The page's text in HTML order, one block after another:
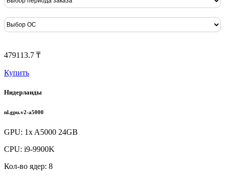
479113.7 ₸
Купить
Нидерланды
nl.gpu.v2-a5000
GPU: 1x A5000 24GB
CPU: i9-9900K
Кол-во ядер: 8